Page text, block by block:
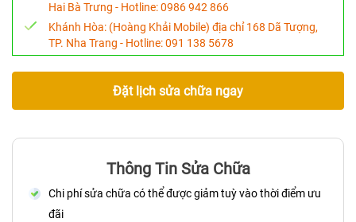
Hai Bà Trưng - Hotline:0986 942 866
Khánh Hòa: (Hoàng Khải Mobile) địa chỉ 168 Dã Tượng,
TP. Nha Trang - Hotline:091 138 5678
Đặt lịch sửa chữa ngay
Thông Tin Sửa Chữa
Chi phí sửa chữa có thể được giảm tuỳ vào thời điểm ưu
đãi